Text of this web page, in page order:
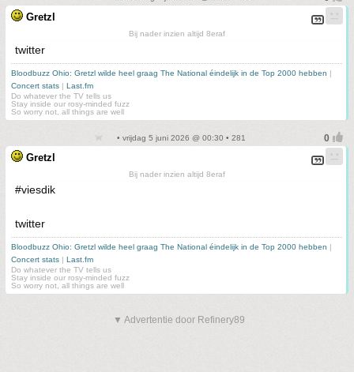
Gretzl
Bij nader inzien altijd 8eraf
twitter
Bloodbuzz Ohio: Gretzl wilde heel graag The National éindelijk in de Top 2000 hebben |
Concert stats | Last.fm
Do whatever the TV tells us
Stay inside our rosy-minded fuzz
So worry not, all things are well
• vrijdag 5 juni 2026 @ 00:30 • 281
Gretzl
Bij nader inzien altijd 8eraf
#viesdik
twitter
Bloodbuzz Ohio: Gretzl wilde heel graag The National éindelijk in de Top 2000 hebben |
Concert stats | Last.fm
Do whatever the TV tells us
Stay inside our rosy-minded fuzz
So worry not, all things are well
▼ Advertentie door Refinery89